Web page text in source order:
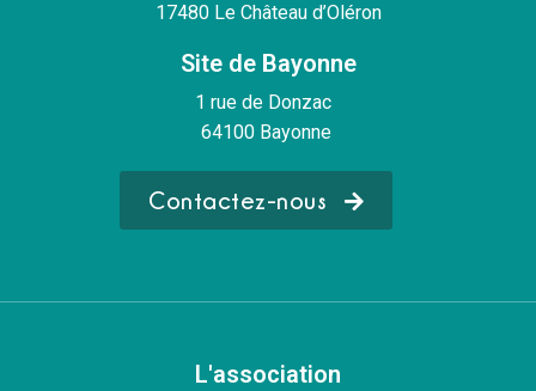
17480 Le Château d’Oléron
Site de Bayonne
1 rue de Donzac
64100 Bayonne
Contactez-nous
L'association